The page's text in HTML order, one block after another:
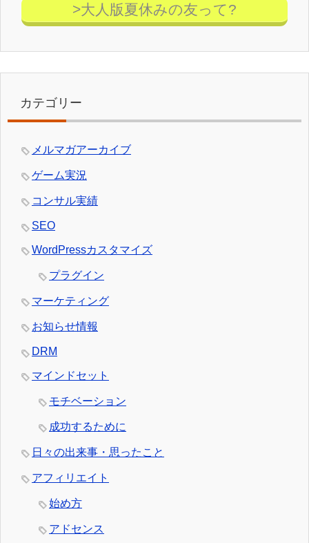
>大人版夏休みの友って?
カテゴリー
メルマガアーカイブ
ゲーム実況
コンサル実績
SEO
WordPressカスタマイズ
プラグイン
マーケティング
お知らせ情報
DRM
マインドセット
モチベーション
成功するために
日々の出来事・思ったこと
アフィリエイト
始め方
アドセンス